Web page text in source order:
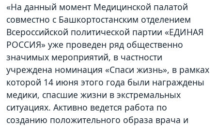
«На данный момент Медицинской палатой
совместно с Башкортостанским отделением
Всероссийской политической партии «ЕДИНАЯ
РОССИЯ» уже проведен ряд общественно
значимых мероприятий, в частности
учреждена номинация «Спаси жизнь», в рамках
которой 14 июня этого года были награждены
медики, спасшие жизни в экстремальных
ситуациях. Активно ведется работа по
созданию положительного образа врача и